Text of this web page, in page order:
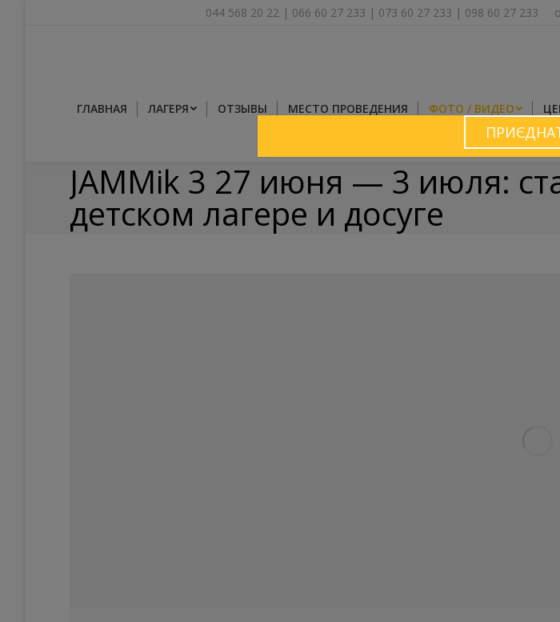
044 568 20 22 | 066 60 27 233 | 073 60 27 233 | 098 60 27 233
ГЛАВНАЯ ЛАГЕРЯ ОТЗЫВЫ МЕСТО ПРОВЕДЕНИЯ ФОТО / ВИДЕО
JAMMik 3 27 июня — 3 июля:
детском лагере и досуге